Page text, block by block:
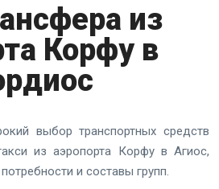
из
Корфу в
выбор транспортных средств
из аэропорта Корфу в Агиос,
и составы групп.